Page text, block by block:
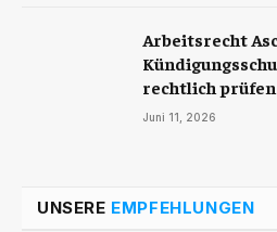
Arbeitsrecht
rechtlich prüfen
Juni 11, 2026
UNSERE EMPFEHLUNGEN